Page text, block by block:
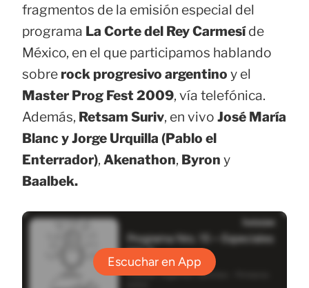
fragmentos de la emisión especial del
programa La Corte del Rey Carmesíde
México, en el que participamos hablando
sobre rock progresivo argentino y el
Master Prog Fest 2009, vía telefónica.
Además, Retsam Suriv, en vivo José María
Blanc y Jorge Urquilla (Pablo el
Enterrador), Akenathon, Byron y
Baalbek.